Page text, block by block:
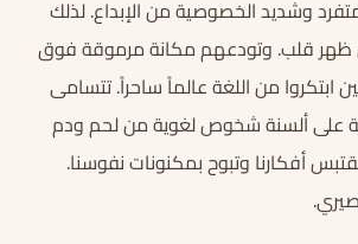
وشديد الخصوصية من الإبداع. لذلك
ظهر قلب. وتودعهم مكانة مرموقة فوق
من اللغة عالماً ساحراً. تتسامى
على ألسنة شخوص لغوية من لحم ودم
أفكارنا وتبوح بمكنونات نفوسنا.